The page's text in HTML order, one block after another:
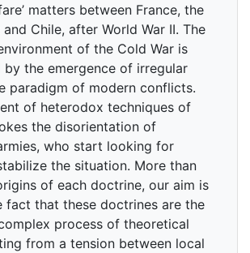
matters between France, the
Chile, after World War II. The
of the Cold War is
by the emergence of irregular
paradigm of modern conflicts.
of heterodox techniques of
the disorientation of
who start looking for
the situation. More than
of each doctrine, our aim is
fact that these doctrines are the
process of theoretical
from a tension between local